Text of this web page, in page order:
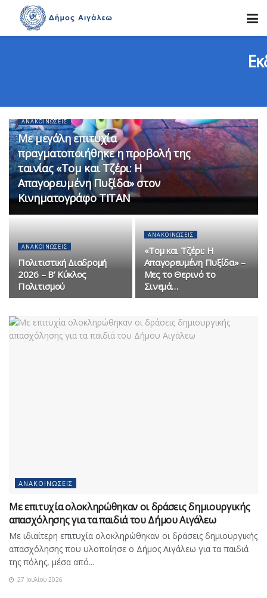
ΑΝΑΚΟΙΝΏΣΕΙΣ
Με μεγάλη επιτυχία
πραγματοποιήθηκε η προβολή της
ταινίας «Τομ και Τζέρι: Η
Απαγορευμένη Πυξίδα» στον
Κινηματογράφο ΤΙΤΑΝ
ΑΝΑΚΟΙΝΏΣΕΙΣ
Πολιτιστική Διαδρομή
2026 – Β’ Κύκλος
Πολιτισμού
ΑΝΑΚΟΙΝΏΣΕΙΣ
«Τομ και Τζέρι: Η
Απαγορευμένη Πυξίδα» –
Μες το Θερινό το
Σινεμά…
ΑΝΑΚΟΙΝΏΣΕΙΣ
Με επιτυχία ολοκληρώθηκαν οι δράσεις δημιουργικής
απασχόλησης για τα παιδιά του Δήμου Αιγάλεω
Με ιδιαίτερη επιτυχία ολοκληρώθηκαν οι δράσεις δημιουργικής
απασχόλησης που υλοποίησε ο Δήμος Αιγάλεω για τα παιδιά
της πόλης, μέσα από...
27 Ιουλίου 2026